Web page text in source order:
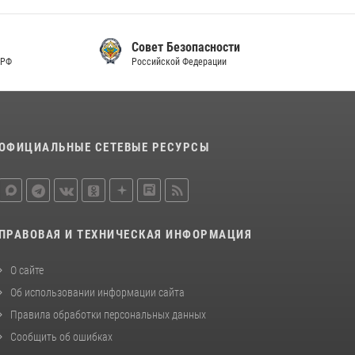
Совет Безопасности
Российской Федерации
СЕТЕВЫЕ РЕСУРСЫ
ПРАВОВАЯ И ТЕХНИЧЕСКАЯ ИНФОРМАЦИЯ
О сайте
Об использовании информации сайта
Правила обработки персональных данных
Сообщить об ошибках